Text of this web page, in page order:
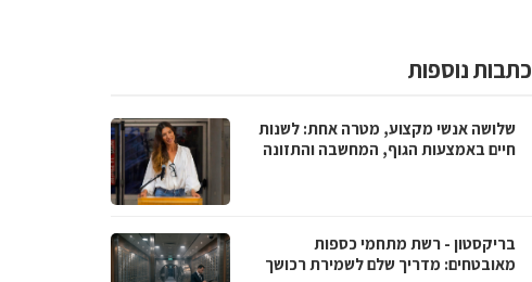
כתבות נוספות
שלושה אנשי מקצוע, מטרה אחת: לשנות
חיים באמצעות הגוף, המחשבה והתזונה
בריקסטון - רשת מתחמי כספות
מאובטחים: מדריך שלם לשמירת רכושך